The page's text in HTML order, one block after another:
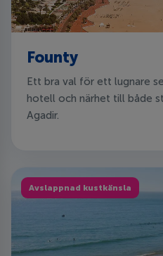
Founty
Ett bra val för ett lugnare
hotell och närhet till både
Agadir.
Avslappnad kustkänsla